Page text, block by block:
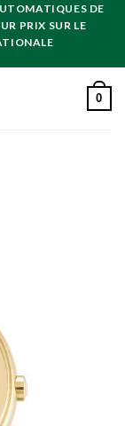
DE
PRIX SUR LE
0